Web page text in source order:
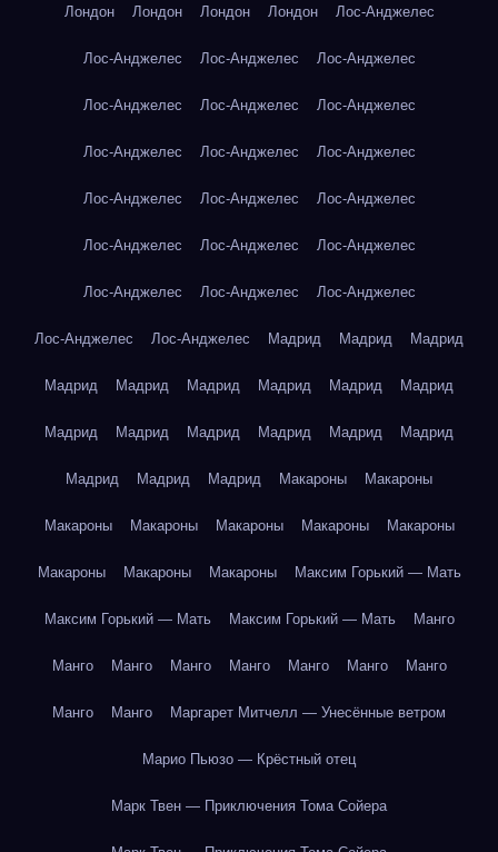
Лондон Лондон Лондон Лондон Лос-Анджелес
Лос-Анджелес Лос-Анджелес Лос-Анджелес
Лос-Анджелес Лос-Анджелес Лос-Анджелес
Лос-Анджелес Лос-Анджелес Лос-Анджелес
Лос-Анджелес Лос-Анджелес Лос-Анджелес
Лос-Анджелес Лос-Анджелес Лос-Анджелес
Лос-Анджелес Лос-Анджелес Лос-Анджелес
Лос-Анджелес Лос-Анджелес Мадрид Мадрид Мадрид
Мадрид Мадрид Мадрид Мадрид Мадрид Мадрид
Мадрид Мадрид Мадрид Мадрид Мадрид Мадрид
Мадрид Мадрид Мадрид Макароны Макароны
Макароны Макароны Макароны Макароны Макароны
Макароны Макароны Макароны Максим Горький — Мать
Максим Горький — Мать Максим Горький — Мать Манго
Манго Манго Манго Манго Манго Манго Манго
Манго Манго Маргарет Митчелл — Унесённые ветром
Марио Пьюзо — Крёстный отец
Марк Твен — Приключения Тома Сойера